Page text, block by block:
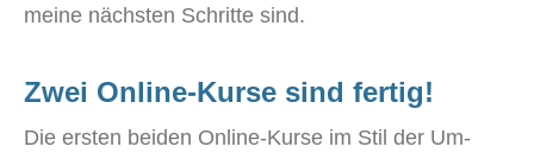
meine nächsten Schritte sind.
Zwei Online-Kurse sind fertig!
Die ersten beiden Online-Kurse im Stil der Um-